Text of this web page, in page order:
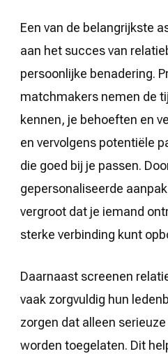
Een van de belangrijkste
aan het succes van
persoonlijke benadering.
matchmakers nemen de
kennen, je behoeften en
en vervolgens potentiële
die goed bij je passen.
gepersonaliseerde
vergroot dat je iemand
sterke verbinding kunt
Daarnaast screenen
vaak zorgvuldig hun
zorgen dat alleen
worden toegelaten. Dit